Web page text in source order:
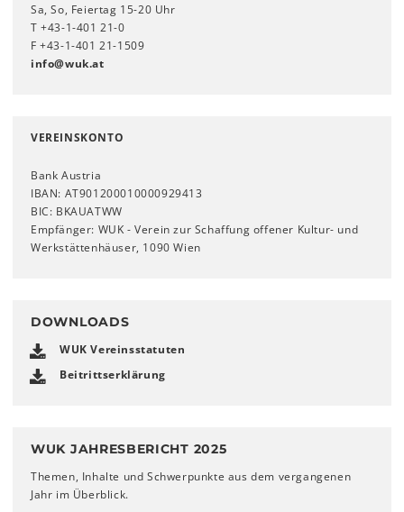
Sa, So, Feiertag 15-20 Uhr
T +43-1-401 21-0
F +43-1-401 21-1509
info@wuk.at
VEREINSKONTO
Bank Austria
IBAN: AT901200010000929413
BIC: BKAUATWW
Empfänger: WUK - Verein zur Schaffung offener Kultur- und
Werkstättenhäuser, 1090 Wien
DOWNLOADS
WUK Vereinsstatuten
Beitrittserklärung
WUK JAHRESBERICHT 2025
Themen, Inhalte und Schwerpunkte aus dem vergangenen
Jahr im Überblick.